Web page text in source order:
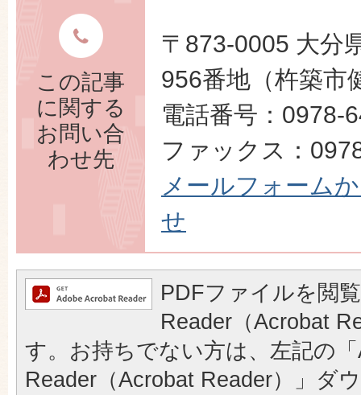
この記事
に関する
お問い合
わせ先
〒873-0005 大分
956番地（杵築市
電話番号：0978-
ファックス：
メールフォーム
せ
PDFファイルを閲
Reader（Acrobat
す。お持ちでない方は、左記の
Reader（Acrobat Reader）」ダ